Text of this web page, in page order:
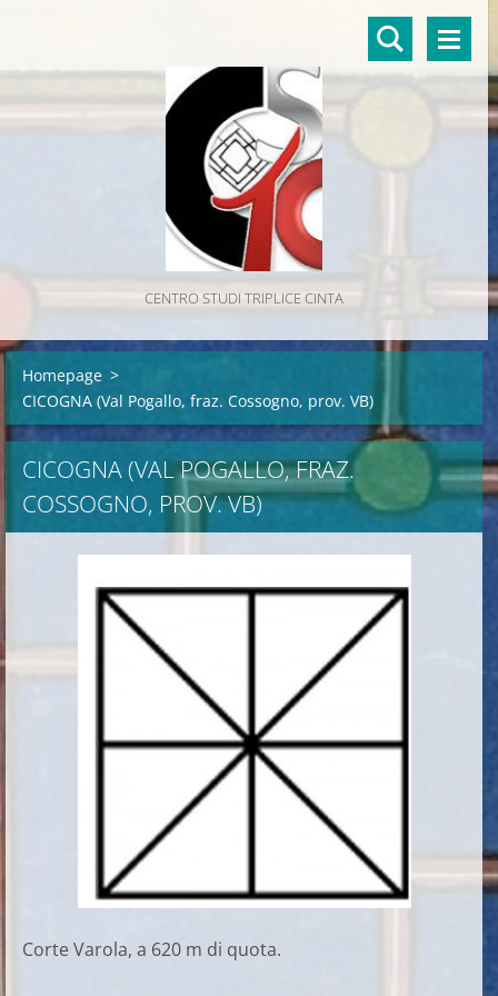
CENTRO STUDI TRIPLICE CINTA
Homepage >
CICOGNA (Val Pogallo, fraz. Cossogno, prov. VB)
CICOGNA (VAL POGALLO, FRAZ.
COSSOGNO, PROV. VB)
Corte Varola, a 620 m di quota.